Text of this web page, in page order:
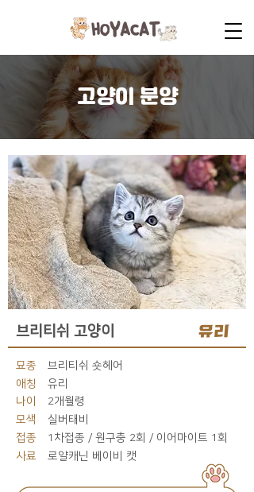
고양이 분양
브리티쉬 고양이 유리
묘종
브리티쉬 숏헤어
애칭
유리
나이
2개월령
모색
실버태비
접종
1차접종 / 원구충 2회 / 이어마이트 1회
사료
로얄캐닌 베이비 캣